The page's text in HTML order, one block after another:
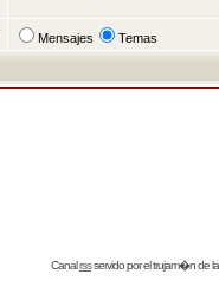
Mensajes Temas
Canalrssservido por eltrujam�nde